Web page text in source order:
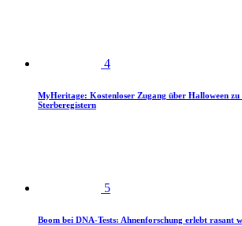
4
MyHeritage: Kostenloser Zugang über Halloween
Sterberegistern
5
Boom bei DNA-Tests: Ahnenforschung erlebt rasant